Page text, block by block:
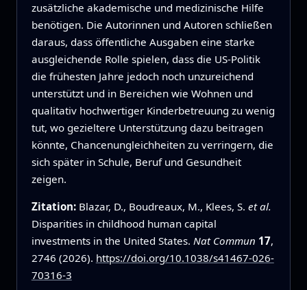
zusätzliche akademische und medizinische Hilfe
benötigen. Die Autorinnen und Autoren schließen
daraus, dass öffentliche Ausgaben eine starke
ausgleichende Rolle spielen, dass die US-Politik
die frühesten Jahre jedoch noch unzureichend
unterstützt und in Bereichen wie Wohnen und
qualitativ hochwertiger Kinderbetreuung zu wenig
tut, wo gezieltere Unterstützung dazu beitragen
könnte, Chancenungleichheiten zu verringern, die
sich später in Schule, Beruf und Gesundheit
zeigen.
Zitation: Blazar, D., Boudreaux, M., Klees, S. et al.
Disparities in childhood human capital
investments in the United States. Nat Commun 17,
2746 (2026). https://doi.org/10.1038/s41467-026-
70316-3